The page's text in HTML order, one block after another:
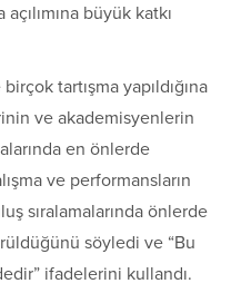
büyük katkı
tartışma yapıldığına
ve akademisyenlerin
en önlerde
ve performansların
sıralamalarında önlerde
söyledi ve “Bu
ifadelerini kullandı.